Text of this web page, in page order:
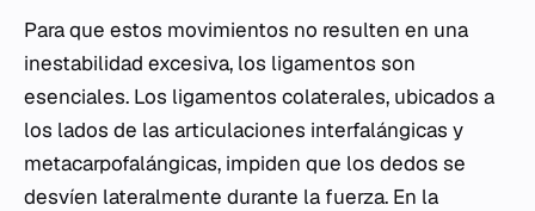
Para que estos movimientos no resulten en una
inestabilidad excesiva, los ligamentos son
esenciales. Los ligamentos colaterales, ubicados a
los lados de las articulaciones interfalángicas y
metacarpofalángicas, impiden que los dedos se
desvíen lateralmente durante la fuerza. En la